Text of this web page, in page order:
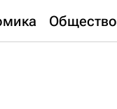
Общество